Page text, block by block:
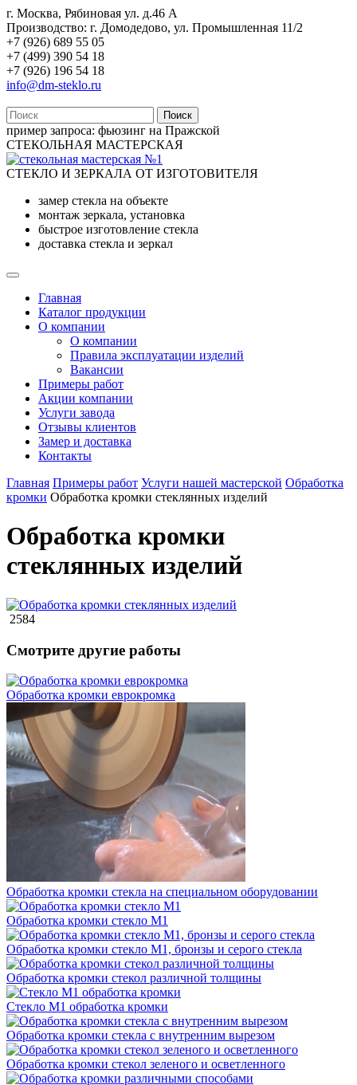
г. Москва, Рябиновая ул. д.46 А
Производство: г. Домодедово, ул. Промышленная 11/2
+7 (926) 689 55 05
+7 (499) 390 54 18
+7 (926) 196 54 18
info@dm-steklo.ru
Поиск
пример запроса: фьюзинг на Пражской
СТЕКОЛЬНАЯ МАСТЕРСКАЯ
СТЕКЛО И ЗЕРКАЛА ОТ ИЗГОТОВИТЕЛЯ
замер стекла на объекте
монтаж зеркала, установка
быстрое изготовление стекла
доставка стекла и зеркал
Главная
Каталог продукции
О компании
О компании
Правила эксплуатации изделий
Вакансии
Примеры работ
Акции компании
Услуги завода
Отзывы клиентов
Замер и доставка
Контакты
Главная Примеры работ Услуги нашей мастерской Обработка
кромки Обработка кромки стеклянных изделий
Обработка кромки
стеклянных изделий
2584
Смотрите другие работы
Обработка кромки еврокромка
Обработка кромки стекла на специальном оборудовании
Обработка кромки стекло М1
Обработка кромки стекло М1, бронзы и серого стекла
Обработка кромки стекол различной толщины
Стекло М1 обработка кромки
Обработка кромки стекла с внутренним вырезом
Обработка кромки стекол зеленого и осветленного